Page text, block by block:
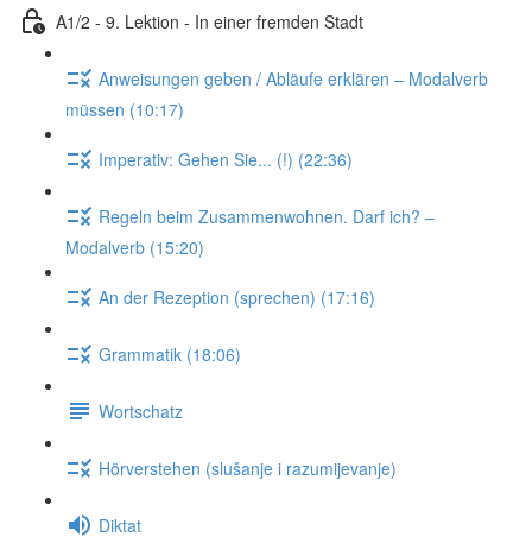
A1/2 - 9. Lektion - In einer fremden Stadt
Anweisungen geben / Abläufe erklären – Modalverb
müssen (10:17)
Imperativ: Gehen Sie... (!) (22:36)
Regeln beim Zusammenwohnen. Darf ich? –
Modalverb (15:20)
An der Rezeption (sprechen) (17:16)
Grammatik (18:06)
Wortschatz
Hörverstehen (slušanje i razumijevanje)
Diktat